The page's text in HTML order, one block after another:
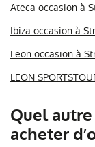
Ateca occasion à
Ibiza occasion à
Leon occasion à
LEON
Quel
acheter